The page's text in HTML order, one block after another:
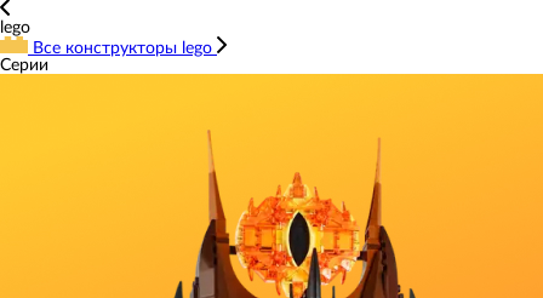
lego
Все конструкторы lego
Серии